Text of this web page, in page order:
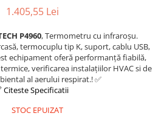
1.405,55 Lei
P4960, Termometru cu infraroșu.
termocuplu tip K, suport, cablu USB,
echipament oferă performanță fiabilă,
verificarea instalațiilor HVAC si de
al aerului respirat.! ✅
Citeste Specificatii
STOC EPUIZAT